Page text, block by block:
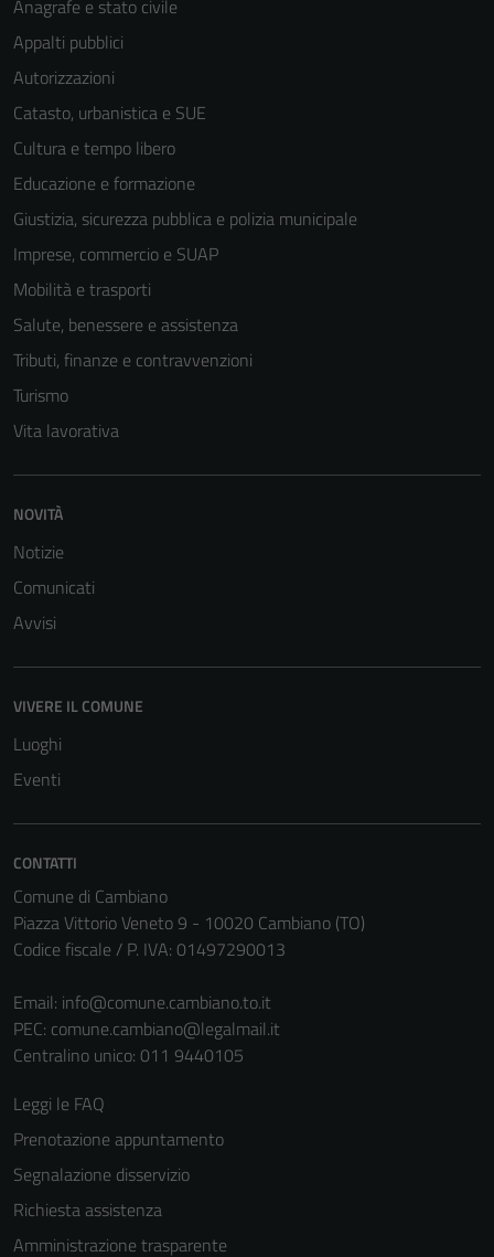
Anagrafe e stato civile
Appalti pubblici
Autorizzazioni
Catasto, urbanistica e SUE
Cultura e tempo libero
Educazione e formazione
Giustizia, sicurezza pubblica e polizia municipale
Imprese, commercio e SUAP
Mobilità e trasporti
Salute, benessere e assistenza
Tributi, finanze e contravvenzioni
Turismo
Vita lavorativa
NOVITÀ
Notizie
Comunicati
Avvisi
VIVERE IL COMUNE
Luoghi
Eventi
CONTATTI
Comune di Cambiano
Piazza Vittorio Veneto 9 - 10020 Cambiano (TO)
Codice fiscale / P. IVA: 01497290013
Email: info@comune.cambiano.to.it
PEC: comune.cambiano@legalmail.it
Centralino unico: 011 9440105
Leggi le FAQ
Prenotazione appuntamento
Segnalazione disservizio
Richiesta assistenza
Amministrazione trasparente
disabilitati.